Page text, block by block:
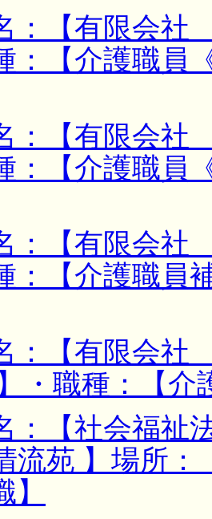
：【有限会社
：【介護職員
：【有限会社
：【介護職員
：【有限会社
：【介護職員
：【有限会
・職種：【介
：【社会福
苑 】場所：
】